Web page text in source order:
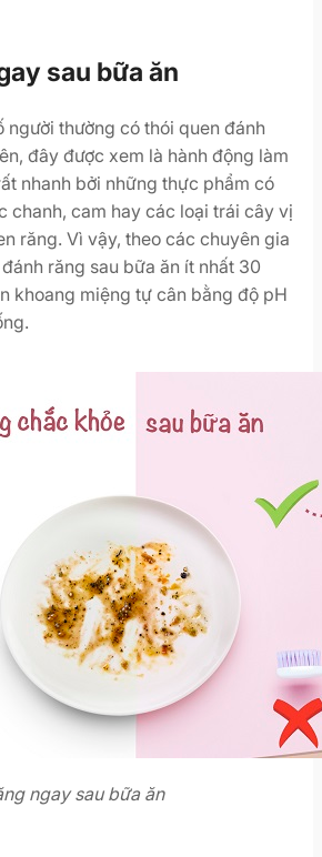
sau bữa ăn
người thường có thói quen đánh
đây được xem là hành động làm
nhanh bởi những thực phẩm có
chanh, cam hay các loại trái cây vị
răng. Vì vậy, theo các chuyên gia
răng sau bữa ăn ít nhất 30
khoang miệng tự cân bằng độ pH
ngay sau bữa ăn